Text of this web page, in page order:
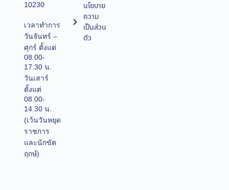
10230
เวลาทำการ
วันจันทร์ –
ศุกร์ ตั้งแต่
08.00-
17.30 น.
วันเสาร์
ตั้งแต่
08.00-
14.30 น.
(เว้นวันหยุด
ราชการ
และนักขัต
ฤกษ์)
นโยบาย
ความ
เป็นส่วน
ตัว